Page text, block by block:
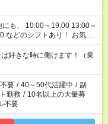
好きな時に働けます！（業
要 / 40～50代活躍中 / 副
勤務 / 10名以上の大量募
不要